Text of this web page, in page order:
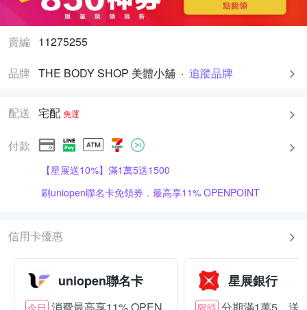
賣編
11275255
品牌 THE BODY SHOP 美體小舖 · 追蹤品牌
配送 宅配 免運
付款
【星展送10%】滿1萬5送1500
刷uniopen聯名卡免領券．最高享11% OPENPOINT
信用卡優惠
uniopen聯名卡 星展銀行